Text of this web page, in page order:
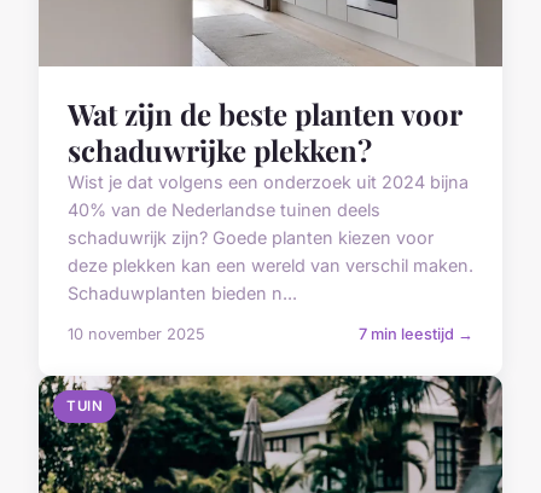
Wat zijn de beste planten voor
schaduwrijke plekken?
Wist je dat volgens een onderzoek uit 2024 bijna
40% van de Nederlandse tuinen deels
schaduwrijk zijn? Goede planten kiezen voor
deze plekken kan een wereld van verschil maken.
Schaduwplanten bieden n...
10 november 2025 7 min leestijd →
TUIN